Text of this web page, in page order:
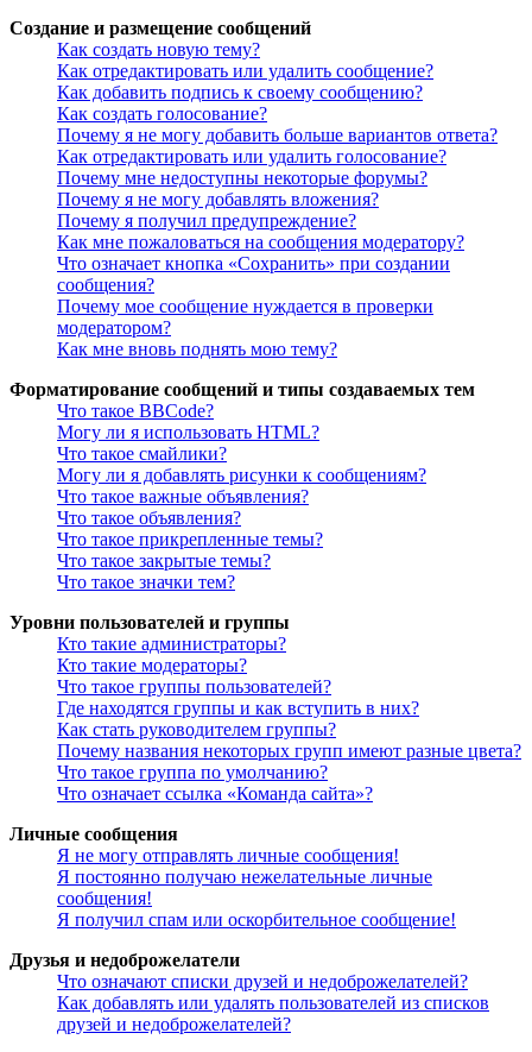
Создание и размещение сообщений
Как создать новую тему?
Как отредактировать или удалить сообщение?
Как добавить подпись к своему сообщению?
Как создать голосование?
Почему я не могу добавить больше вариантов ответа?
Как отредактировать или удалить голосование?
Почему мне недоступны некоторые форумы?
Почему я не могу добавлять вложения?
Почему я получил предупреждение?
Как мне пожаловаться на сообщения модератору?
Что означает кнопка «Сохранить» при создании
сообщения?
Почему мое сообщение нуждается в проверки
модератором?
Как мне вновь поднять мою тему?
Форматирование сообщений и типы создаваемых тем
Что такое BBCode?
Могу ли я использовать HTML?
Что такое смайлики?
Могу ли я добавлять рисунки к сообщениям?
Что такое важные объявления?
Что такое объявления?
Что такое прикрепленные темы?
Что такое закрытые темы?
Что такое значки тем?
Уровни пользователей и группы
Кто такие администраторы?
Кто такие модераторы?
Что такое группы пользователей?
Где находятся группы и как вступить в них?
Как стать руководителем группы?
Почему названия некоторых групп имеют разные цвета?
Что такое группа по умолчанию?
Что означает ссылка «Команда сайта»?
Личные сообщения
Я не могу отправлять личные сообщения!
Я постоянно получаю нежелательные личные
сообщения!
Я получил спам или оскорбительное сообщение!
Друзья и недоброжелатели
Что означают списки друзей и недоброжелателей?
Как добавлять или удалять пользователей из списков
друзей и недоброжелателей?